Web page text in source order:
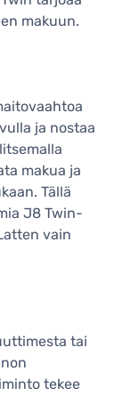
makuun.
ja nostaa
makua ja
Tällä
J8 Twin-
vain
tai
tekee